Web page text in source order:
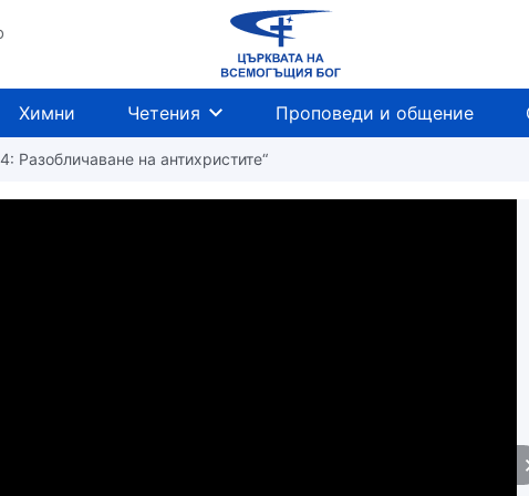
Химни Четения Проповеди и общение
Разобличаване на антихристите“